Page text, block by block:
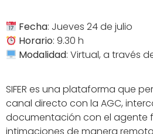
Fecha: Jueves 24 de julio
Horario: 9.30 h
Modalidad: Virtual, a través
SIFER es una plataforma que
canal directo con la AGC,
documentación con el agente
intimaciones de manera